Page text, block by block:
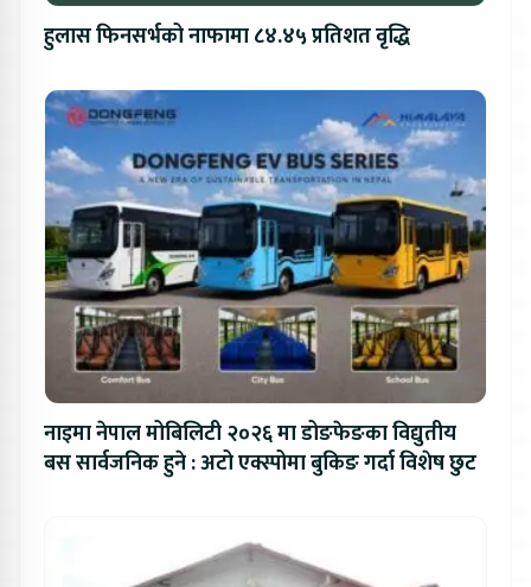
हुलास फिनसर्भको नाफामा ८४.४५ प्रतिशत वृद्धि
नाइमा नेपाल मोबिलिटी २०२६ मा डोङफेङका विद्युतीय
बस सार्वजनिक हुने : अटो एक्स्पोमा बुकिङ गर्दा विशेष छुट